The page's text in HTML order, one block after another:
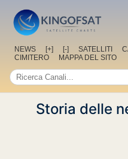
NEWS [+] [-] SATELLITI
CIMITERO
MAPPA DEL SITO
Storia delle